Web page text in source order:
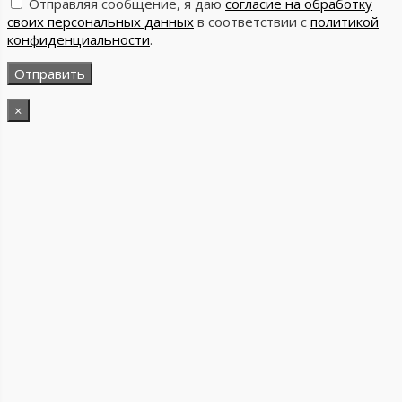
своих персональных данных в соответствии с политикой
конфиденциальности.
×